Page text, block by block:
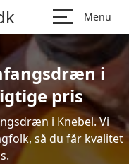
Menu
i
pris
i Knebel. Vi
så du får kvalitet